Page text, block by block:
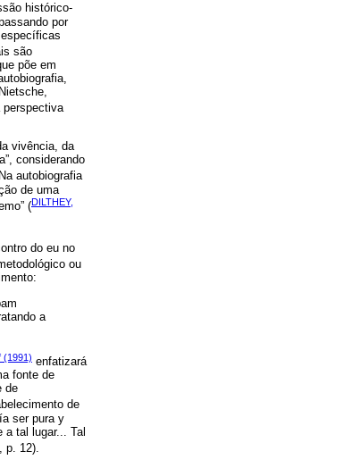
histórico-
por
são
põe em
perspectiva
vivência, da
considerando
autobiografia
de uma
(DILTHEY,
do eu no
ou
a
(1991) enfatizará
fonte de
de
de
ser pura y
a tal lugar... Tal
, p. 12).